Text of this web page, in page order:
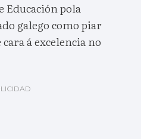
Educación pola
galego como piar
á excelencia no